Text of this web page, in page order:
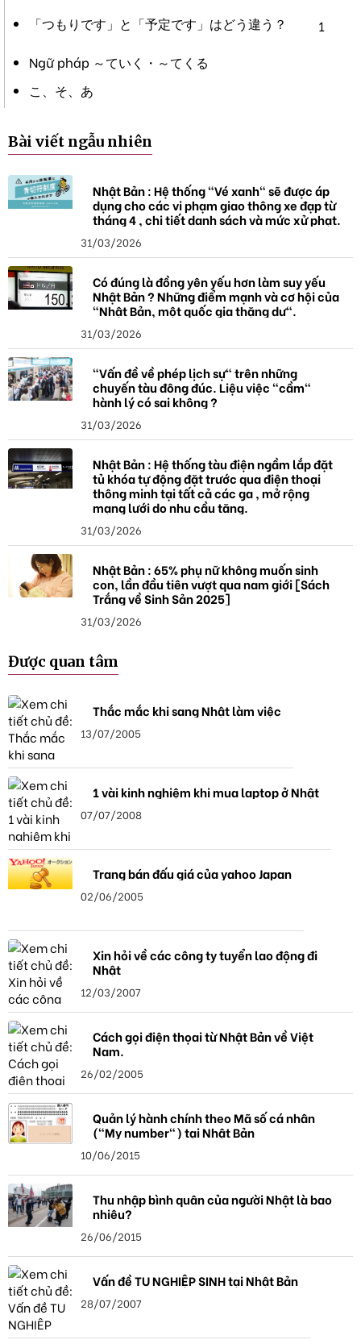
「つもりです」と「予定です」はどう違う？
1
Ngữ pháp ～ていく・～てくる
こ、そ、あ
Bài viết ngẫu nhiên
Nhật Bản : Hệ thống "Vé xanh" sẽ được áp
dụng cho các vi phạm giao thông xe đạp từ
tháng 4 , chi tiết danh sách và mức xử phạt.
31/03/2026
Có đúng là đồng yên yếu hơn làm suy yếu
Nhật Bản ? Những điểm mạnh và cơ hội của
"Nhật Bản, một quốc gia thặng dư".
31/03/2026
"Vấn đề về phép lịch sự" trên những
chuyến tàu đông đúc. Liệu việc "cầm"
hành lý có sai không ?
31/03/2026
Nhật Bản : Hệ thống tàu điện ngầm lắp đặt
tủ khóa tự động đặt trước qua điện thoại
thông minh tại tất cả các ga , mở rộng
mạng lưới do nhu cầu tăng.
31/03/2026
Nhật Bản : 65% phụ nữ không muốn sinh
con, lần đầu tiên vượt qua nam giới [Sách
Trắng về Sinh Sản 2025]
31/03/2026
Được quan tâm
Thắc mắc khi sang Nhật làm việc
13/07/2005
1 vài kinh nghiệm khi mua laptop ở Nhật
07/07/2008
Trang bán đấu giá của yahoo Japan
02/06/2005
Xin hỏi về các công ty tuyển lao động đi
Nhật
12/03/2007
Cách gọi điện thọai từ Nhật Bản về Việt
Nam.
26/02/2005
Quản lý hành chính theo Mã số cá nhân
("My number") tại Nhật Bản
10/06/2015
Thu nhập bình quân của người Nhật là bao
nhiêu?
26/06/2015
Vấn đề TU NGHIỆP SINH tại Nhật Bản
28/07/2007